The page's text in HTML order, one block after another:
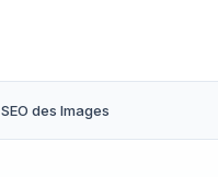
SEO des Images